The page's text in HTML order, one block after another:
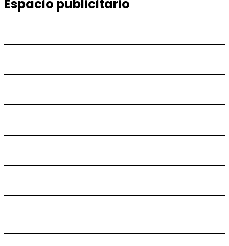
Espacio publicitario